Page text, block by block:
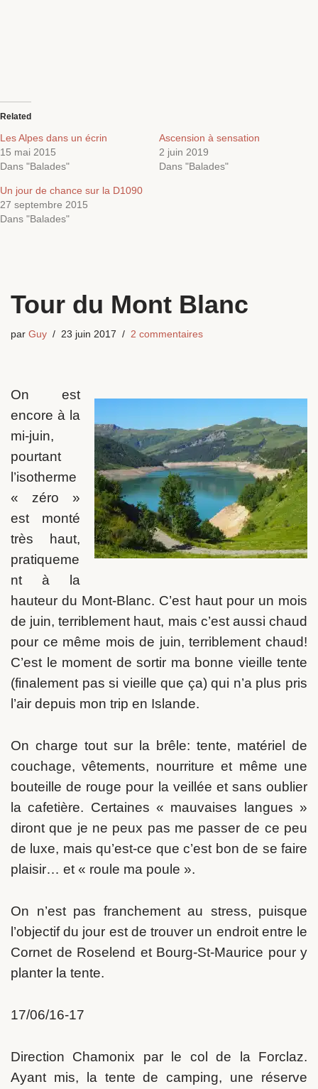
Related
Les Alpes dans un écrin
15 mai 2015
Dans "Balades"
Ascension à sensation
2 juin 2019
Dans "Balades"
Un jour de chance sur la D1090
27 septembre 2015
Dans "Balades"
Tour du Mont Blanc
par Guy 23 juin 2017 2 commentaires
On est
encore à la
mi-juin,
pourtant
l’isotherme
« zéro »
est monté
très haut,
pratiqueme
nt à la
hauteur du Mont-Blanc. C’est haut pour un mois
de juin, terriblement haut, mais c’est aussi chaud
pour ce même mois de juin, terriblement chaud!
C’est le moment de sortir ma bonne vieille tente
(finalement pas si vieille que ça) qui n’a plus pris
l’air depuis mon trip en Islande.
On charge tout sur la brêle: tente, matériel de
couchage, vêtements, nourriture et même une
bouteille de rouge pour la veillée et sans oublier
la cafetière. Certaines « mauvaises langues »
diront que je ne peux pas me passer de ce peu
de luxe, mais qu’est-ce que c’est bon de se faire
plaisir… et « roule ma poule ».
On n’est pas franchement au stress, puisque
l’objectif du jour est de trouver un endroit entre le
Cornet de Roselend et Bourg-St-Maurice pour y
planter la tente.
17/06/16-17
Direction Chamonix par le col de la Forclaz.
Ayant mis, la tente de camping, une réserve